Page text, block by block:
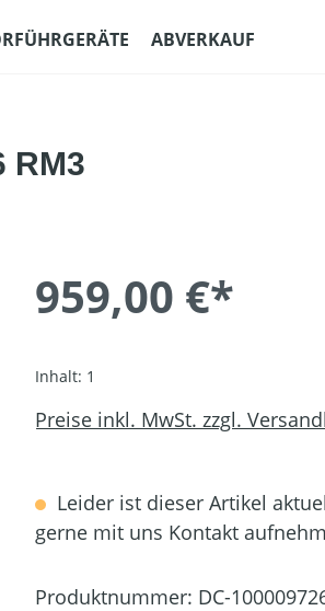
ABVERKAUF
RM3
959,00 €*
Inhalt: 1
Preise inkl. MwSt. zzgl.
Leider ist dieser Artikel
gerne mit uns Kontakt
Produktnummer: DC-